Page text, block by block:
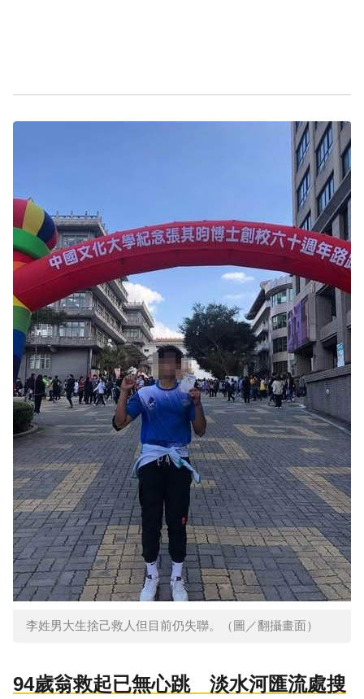
李姓男大生捨己救人但目前仍失聯。（圖／翻攝畫面）
94歲翁救起已無心跳 淡水河匯流處搜